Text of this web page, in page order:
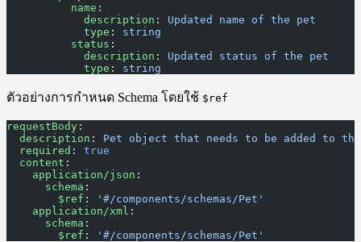
          name
:
            description
: Updated name of the pet
            type
: string
          status
:
            description
: Updated status of the pet
            type
: string
ตัวอย่างการกำหนด Schema โดยใช้ $ref
requestBody :
  description
: Pet object that needs to be added to
  required
: true
  content
:
    application/json
:
      schema
:
        $ref
:
'#/components/schemas/Pet'
    application/xml
:
      schema
:
        $ref
: '#/components/schemas/Pet'